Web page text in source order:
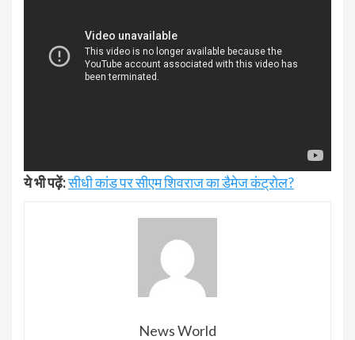
ये भी पढ़ें:सीधी कांड पर सीएम शिवराज का डैमेज कंट्रोल?
News World